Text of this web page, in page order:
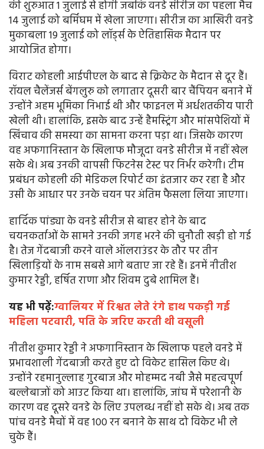
की शुरुआत 1 जुलाई से होगी जबकि वनडे सीरीज का पहला मैच
14 जुलाई को बर्मिंघम में खेला जाएगा। सीरीज का आखिरी वनडे
मुकाबला 19 जुलाई को लॉर्ड्स के ऐतिहासिक मैदान पर
आयोजित होगा।
विराट कोहली आईपीएल के बाद से क्रिकेट के मैदान से दूर हैं।
रॉयल चैलेंजर्स बेंगलुरु को लगातार दूसरी बार चैंपियन बनाने में
उन्होंने अहम भूमिका निभाई थी और फाइनल में अर्धशतकीय पारी
खेली थी। हालांकि, इसके बाद उन्हें हैमस्ट्रिंग और मांसपेशियों में
खिंचाव की समस्या का सामना करना पड़ा था। जिसके कारण
वह अफगानिस्तान के खिलाफ मौजूदा वनडे सीरीज में नहीं खेल
सके थे। अब उनकी वापसी फिटनेस टेस्ट पर निर्भर करेगी। टीम
प्रबंधन कोहली की मेडिकल रिपोर्ट का इंतजार कर रहा है और
उसी के आधार पर उनके चयन पर अंतिम फैसला लिया जाएगा।
हार्दिक पांड्या के वनडे सीरीज से बाहर होने के बाद
चयनकर्ताओं के सामने उनकी जगह भरने की चुनौती खड़ी हो गई
है। तेज गेंदबाजी करने वाले ऑलराउंडर के तौर पर तीन
खिलाड़ियों के नाम सबसे आगे बताए जा रहे हैं। इनमें नीतीश
कुमार रेड्डी, हर्षित राणा और शिवम दुबे शामिल हैं।
यह भी पढ़ें:ग्वालियर में रिश्वत लेते रंगे हाथ पकड़ी गई
महिला पटवारी, पति के जरिए करती थी वसूली
नीतीश कुमार रेड्डी ने अफगानिस्तान के खिलाफ पहले वनडे में
प्रभावशाली गेंदबाजी करते हुए दो विकेट हासिल किए थे।
उन्होंने रहमानुल्लाह गुरबाज और मोहम्मद नबी जैसे महत्वपूर्ण
बल्लेबाजों को आउट किया था। हालांकि, जांघ में परेशानी के
कारण वह दूसरे वनडे के लिए उपलब्ध नहीं हो सके थे। अब तक
पांच वनडे मैचों में वह 100 रन बनाने के साथ दो विकेट भी ले
चुके हैं।